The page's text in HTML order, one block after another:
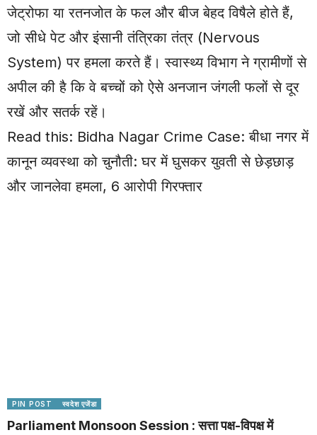
जेट्रोफा या रतनजोत के फल और बीज बेहद विषैले होते हैं,
जो सीधे पेट और इंसानी तंत्रिका तंत्र (Nervous
System) पर हमला करते हैं। स्वास्थ्य विभाग ने ग्रामीणों से
अपील की है कि वे बच्चों को ऐसे अनजान जंगली फलों से दूर
रखें और सतर्क रहें।
Read this: Bidha Nagar Crime Case: बीधा नगर में
कानून व्यवस्था को चुनौती: घर में घुसकर युवती से छेड़छाड़
और जानलेवा हमला, 6 आरोपी गिरफ्तार
PIN POST स्वदेश एजेंडा
Parliament Monsoon Session : सत्ता पक्ष-विपक्ष में